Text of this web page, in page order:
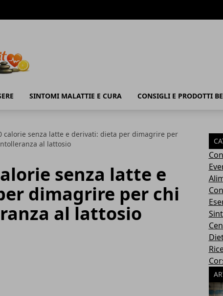
SINTOMI MALATTIE E CURA CONSIGLI E PRODOTTI
calorie senza latte e derivati: dieta per dimagrire per
al lattosio
senza latte e
dimagrire per chi
al lattosio